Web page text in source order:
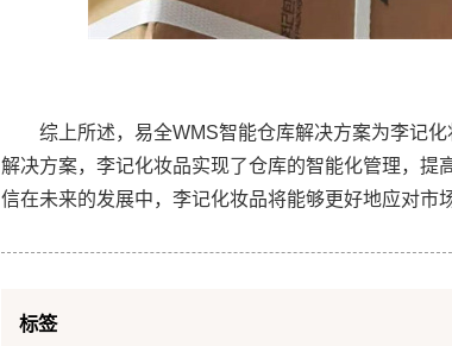
综上所述，易全WMS智能仓库解决方案为李记化
解决方案，李记化妆品实现了仓库的智能化管理，提
信在未来的发展中，李记化妆品将能够更好地应对市
标签